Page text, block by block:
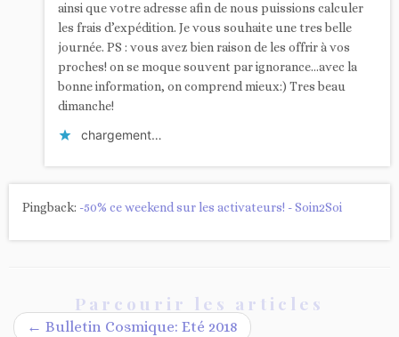
ainsi que votre adresse afin de nous puissions calculer
les frais d’expédition. Je vous souhaite une tres belle
journée. PS : vous avez bien raison de les offrir à vos
proches! on se moque souvent par ignorance…avec la
bonne information, on comprend mieux:) Tres beau
dimanche!
chargement…
Pingback: -50% ce weekend sur les activateurs! - Soin2Soi
Parcourir les articles
← Bulletin Cosmique: Eté 2018